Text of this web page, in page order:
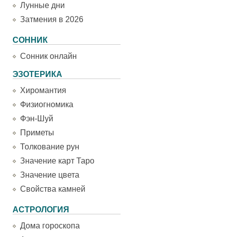
Лунные дни
Затмения в 2026
СОННИК
Сонник онлайн
ЭЗОТЕРИКА
Хиромантия
Физиогномика
Фэн-Шуй
Приметы
Толкование рун
Значение карт Таро
Значение цвета
Свойства камней
АСТРОЛОГИЯ
Дома гороскопа